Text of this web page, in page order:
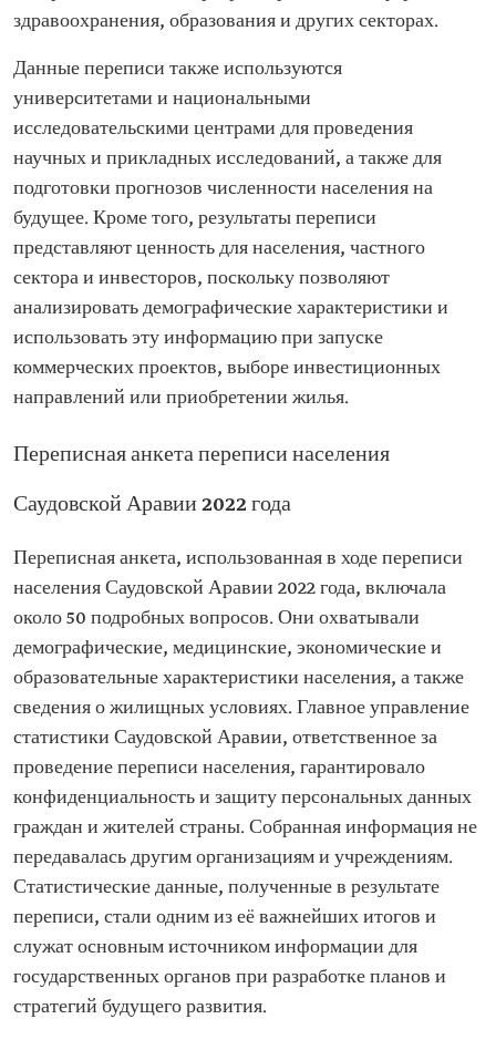
здравоохранения, образования и других секторах.
Данные переписи также используются
университетами и национальными
исследовательскими центрами для проведения
научных и прикладных исследований, а также для
подготовки прогнозов численности населения на
будущее. Кроме того, результаты переписи
представляют ценность для населения, частного
сектора и инвесторов, поскольку позволяют
анализировать демографические характеристики и
использовать эту информацию при запуске
коммерческих проектов, выборе инвестиционных
направлений или приобретении жилья.
Переписная анкета переписи населения
Саудовской Аравии 2022 года
Переписная анкета, использованная в ходе переписи
населения Саудовской Аравии 2022 года, включала
около 50 подробных вопросов. Они охватывали
демографические, медицинские, экономические и
образовательные характеристики населения, а также
сведения о жилищных условиях. Главное управление
статистики Саудовской Аравии, ответственное за
проведение переписи населения, гарантировало
конфиденциальность и защиту персональных данных
граждан и жителей страны. Собранная информация не
передавалась другим организациям и учреждениям.
Статистические данные, полученные в результате
переписи, стали одним из её важнейших итогов и
служат основным источником информации для
государственных органов при разработке планов и
стратегий будущего развития.